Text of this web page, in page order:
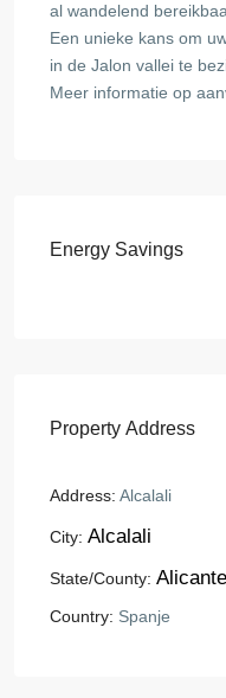
al wandelend
Een unieke kans om
in de Jalon vallei te
Meer informatie op
Energy Savings
Property Address
Address: Alcalali
City: Alcalali
State/County: Alicante
Country: Spanje